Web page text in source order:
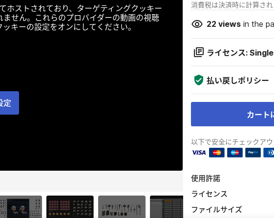
ホストされており、ターゲティングクッキー
せん。これらのプロバイダーの動画の視聴
キーの設定をオンにしてください。
定
消費税は決済時に計算さ
22 viewsin the
ライセンス:
払い戻しポリシー
カート
以下で安全にチェックアウ
使用許諾
ライセンス
ファイルサイズ